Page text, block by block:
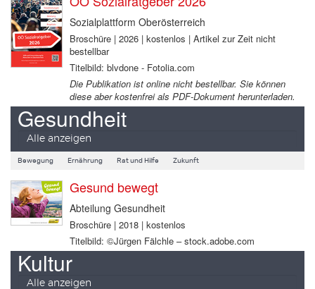
Sozialplattform Oberösterreich
Broschüre | 2026 | kostenlos | Artikel zur Zeit nicht
bestellbar
Titelbild: blvdone - Fotolia.com
Die Publikation ist online nicht bestellbar. Sie können
diese aber kostenfrei als PDF-Dokument herunterladen.
Gesundheit
Alle anzeigen
Bewegung Ernährung Rat und Hilfe Zukunft
Gesund bewegt
Abteilung Gesundheit
Broschüre | 2018 | kostenlos
Titelbild: ©Jürgen Fälchle – stock.adobe.com
Kultur
Alle anzeigen